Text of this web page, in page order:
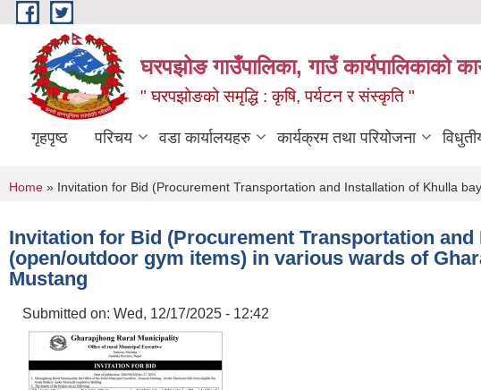
Skip to main content
घरपझोङ गाउँपालिका, गाउँ कार्यपालिकाको
" घरपझोङको समृद्धि : कृषि, पर्यटन र संस्कृति "
गृहपृष्ठ परिचय वडा कार्यालयहरु कार्यक्रम तथा परियोजना
You are here
Home » Invitation for Bid (Procurement Transportation and Installation of Khulla
Invitation for Bid (Procurement Transportation
(open/outdoor gym items) in various wards of
Mustang
Submitted on: Wed, 12/17/2025 - 12:42